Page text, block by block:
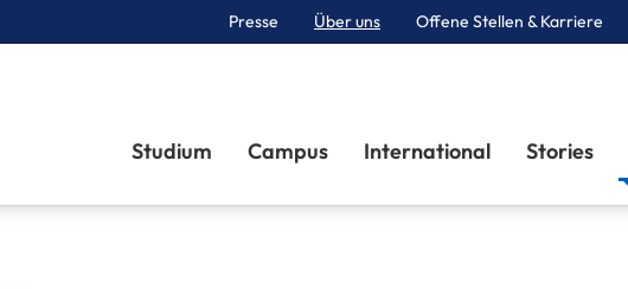
Presse Über uns Offene Stellen & Karriere
Studium Campus International Stories